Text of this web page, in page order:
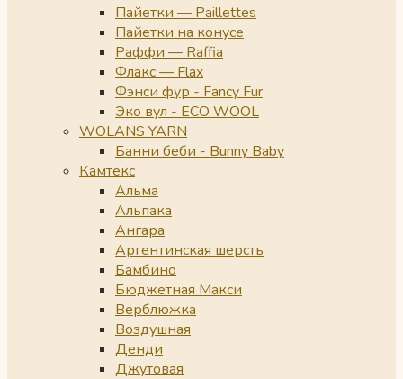
Пайетки — Paillettes
Пайетки на конусе
Раффи — Raffia
Флакс — Flax
Фэнси фур - Fancy Fur
Эко вул - ECO WOOL
WOLANS YARN
Банни беби - Bunny Baby
Камтекс
Альма
Альпака
Ангара
Аргентинская шерсть
Бамбино
Бюджетная Макси
Верблюжка
Воздушная
Денди
Джутовая